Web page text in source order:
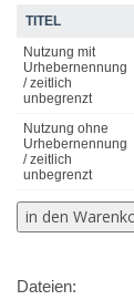
TITEL
Nutzung mit
Urhebernennung
/ zeitlich
unbegrenzt
Nutzung ohne
Urhebernennung
/ zeitlich
unbegrenzt
Dateien: